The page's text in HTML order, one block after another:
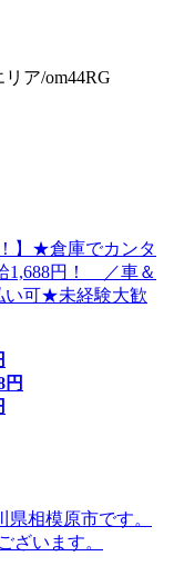
ア/om44RG
】★倉庫でカンタ
1,688円！ ／車＆
可★未経験大歓
円
相模原市です。
います。